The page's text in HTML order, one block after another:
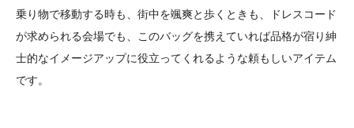
乗り物で移動する時も、街中を颯爽と歩くときも、ドレスコード
が求められる会場でも、このバッグを携えていれば品格が宿り紳
士的なイメージアップに役立ってくれるような頼もしいアイテム
です。